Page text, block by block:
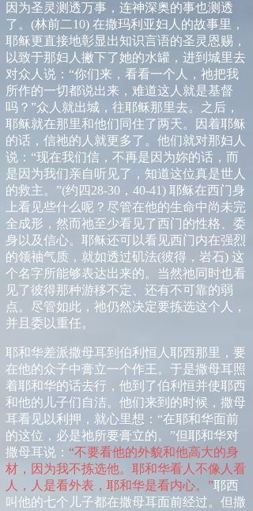
因为圣灵测透万事，连神深奥的事也测透
了。 (林前二10) 在撒玛利亚妇人的故事里，
耶稣更直接地彰显出知识言语的圣灵恩赐，
以致于那妇人撇下了她的水罐，进到城里去
对众人说：“你们来，看看一个人，祂把我
所作的一切都说出来，难道这人就是基督
吗？”众人就出城，往耶稣那里去。之后，
耶稣就在那里和他们同住了两天。因着耶稣
的话，信祂的人就更多了。他们就对那妇人
说：“现在我们信，不再是因为妳的话，而
是因为我们亲自听见了，知道这位真是世人
的救主。”(约四 28-30 ， 40-41) 耶稣在西门身
上看见些什么呢？尽管在他的生命中尚未完
全成形，然而祂至少看见了西门的性格、委
身以及信心。耶稣还可以看见西门内在强烈
的领袖气质，就如透过矶法(彼得，岩石) 这
个名字所能够表达出来的。当然祂同时也看
见了彼得那种游移不定、还有不可靠的弱
点。尽管如此，祂仍然决定要拣选这个人，
并且委以重任。
耶和华差派撒母耳到伯利恒人耶西那里，要
在他的众子中膏立一个作王。于是撒母耳照
着耶和华的话去行，他到了伯利恒并使耶西
和他的儿子们自洁。他们来到的时候，撒母
耳看见以利押，就心里想：“在耶和华面前
的这位，必是祂所要膏立的。”但耶和华对
撒母耳说： “不要看他的外貌和他高大的身
材，因为我不拣选他。耶和华看人不像人看
人，人是看外表，耶和华是看内心。”耶西
叫他的七个儿子都在撒母耳面前经过。但撒